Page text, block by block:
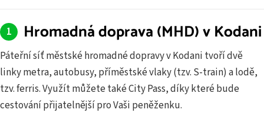
Hromadná doprava (MHD) v Kodani
Páteřní síť městské hromadné dopravy v Kodani tvoří dvě
linky metra, autobusy, příměstské vlaky (tzv. S-train) a lodě,
tzv. ferris. Využít můžete také City Pass, díky které bude
cestování přijatelnější pro Vaši peněženku.